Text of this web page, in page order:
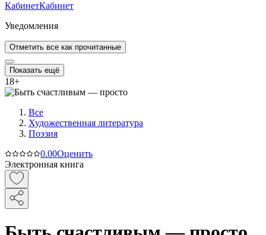
КабинетКабинет
Уведомления
Отметить все как прочитанные
Показать ещё
18+
Все
Художественная литература
Поэзия
0.00Оценить
Электронная книга